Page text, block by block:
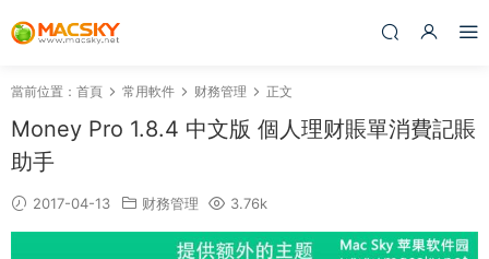
當前位置： 首頁 常用軟件 财務管理 正文
Money Pro 1.8.4 中文版 個人理财賬單消費記賬
助手
2017-04-13 财務管理 3.76k